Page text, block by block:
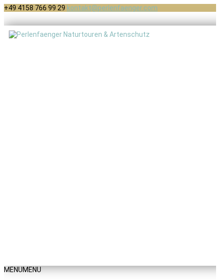
+49 4158 766 99 29 kontakt@perlenfaenger.com
MENUMENU